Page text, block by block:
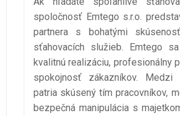
spoločnosť Emtego s.r.o.
partnera s bohatými
sťahovacích služieb. Emtego
kvalitnú realizáciu, profesionálny
spokojnosť zákazníkov. Medzi
patria skúsený tím pracovníkov,
bezpečná manipulácia s